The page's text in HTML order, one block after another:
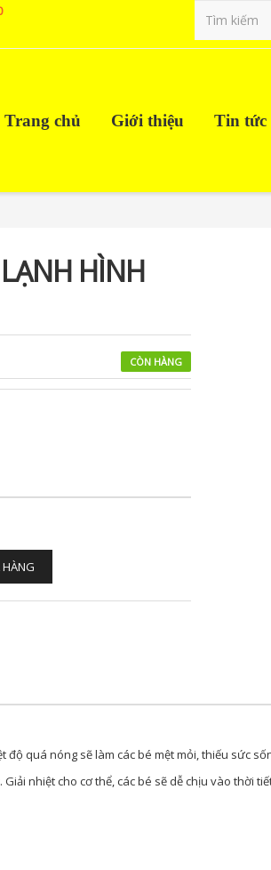
Trang chủ Giới thiệu Tin tức
HÌNH
CÒN HÀNG
độ quá nóng sẽ làm các bé mệt mỏi, thiếu sức
nhiệt cho cơ thể, các bé sẽ dễ chịu vào thời